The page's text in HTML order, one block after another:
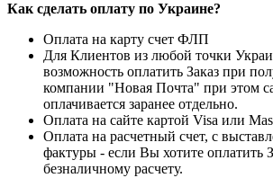
Как сделать оплату по Украине?
Оплата на карту счет ФЛП
Для Клиентов из любой точки
возможность оплатить Заказ при
компании "Новая Почта" при этом
оплачивается заранее отдельно.
Оплата на сайте картой Visa или
Оплата на расчетный счет, с
фактуры - если Вы хотите оплатить
безналичному расчету.